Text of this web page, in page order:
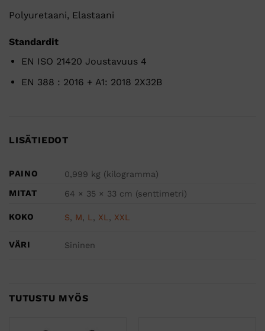
Polyuretaani, Elastaani
Standardit
EN ISO 21420 Joustavuus 4
EN 388 : 2016 + A1: 2018 2X32B
LISÄTIEDOT
PAINO
0,999 kg (kilogramma)
MITAT
64 × 35 × 33 cm (senttimetri)
KOKO S, M, L , XL , XXL
VÄRI Sininen
TUTUSTU MYÖS